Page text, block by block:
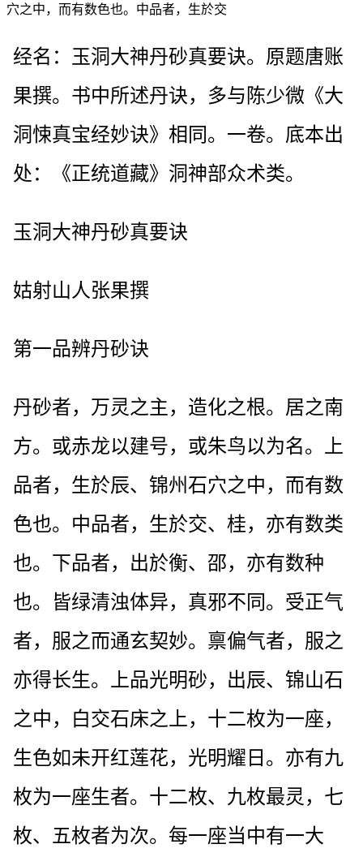
穴之中，而有数色也。中品者，生於交
经名：玉洞大神丹砂真要诀。原题唐账
果撰。书中所述丹诀，多与陈少微《大
洞悚真宝经妙诀》相同。一卷。底本出
处：《正统道藏》洞神部众术类。
玉洞大神丹砂真要诀
姑射山人张果撰
第一品辨丹砂诀
丹砂者，万灵之主，造化之根。居之南
方。或赤龙以建号，或朱鸟以为名。上
品者，生於辰、锦州石穴之中，而有数
色也。中品者，生於交、桂，亦有数类
也。下品者，出於衡、邵，亦有数种
也。皆绿清浊体异，真邪不同。受正气
者，服之而通玄契妙。禀偏气者，服之
亦得长生。上品光明砂，出辰、锦山石
之中，白交石床之上，十二枚为一座，
生色如未开红莲花，光明耀日。亦有九
枚为一座生者。十二枚、九枚最灵，七
枚、五枚者为次。每一座当中有一大